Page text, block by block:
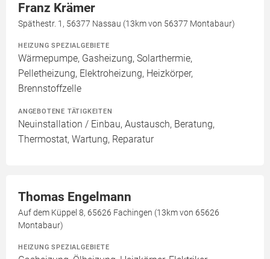
Franz Krämer
Späthestr. 1, 56377 Nassau (13km von 56377 Montabaur)
HEIZUNG SPEZIALGEBIETE
Wärmepumpe, Gasheizung, Solarthermie,
Pelletheizung, Elektroheizung, Heizkörper,
Brennstoffzelle
ANGEBOTENE TÄTIGKEITEN
Neuinstallation / Einbau, Austausch, Beratung,
Thermostat, Wartung, Reparatur
Thomas Engelmann
Auf dem Küppel 8, 65626 Fachingen (13km von 65626
Montabaur)
HEIZUNG SPEZIALGEBIETE